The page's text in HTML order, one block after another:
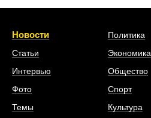
Новости
Статьи
Интервью
Фото
Темы
Политика
Экономика
Общество
Спорт
Культура